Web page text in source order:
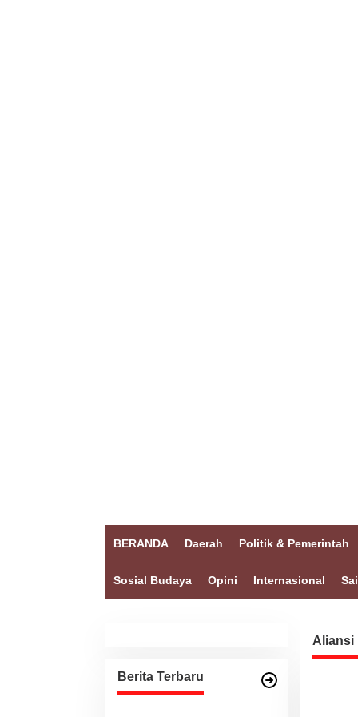
BERANDA Daerah Politik & Pemerintah
Sosial Budaya Opini Internasional
Berita Terbaru
Aliansi